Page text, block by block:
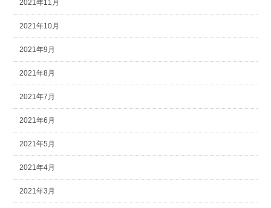
2021年11月
2021年10月
2021年9月
2021年8月
2021年7月
2021年6月
2021年5月
2021年4月
2021年3月